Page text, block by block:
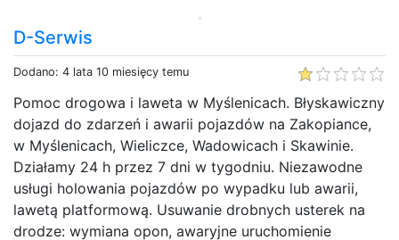
D-Serwis
Dodano: 4 lata 10 miesięcy temu
Pomoc drogowa i laweta w Myślenicach. Błyskawiczny
dojazd do zdarzeń i awarii pojazdów na Zakopiance,
w Myślenicach, Wieliczce, Wadowicach i Skawinie.
Działamy 24 h przez 7 dni w tygodniu. Niezawodne
usługi holowania pojazdów po wypadku lub awarii,
lawetą platformową. Usuwanie drobnych usterek na
drodze: wymiana opon, awaryjne uruchomienie